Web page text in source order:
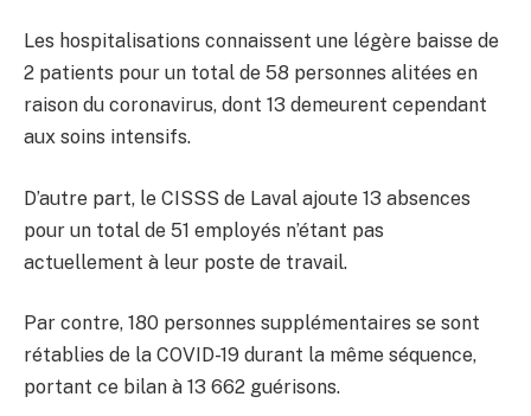
Les hospitalisations connaissent une légère baisse de
2 patients pour un total de 58 personnes alitées en
raison du coronavirus, dont 13 demeurent cependant
aux soins intensifs.
D’autre part, le CISSS de Laval ajoute 13 absences
pour un total de 51 employés n’étant pas
actuellement à leur poste de travail.
Par contre, 180 personnes supplémentaires se sont
rétablies de la COVID-19 durant la même séquence,
portant ce bilan à 13 662 guérisons.